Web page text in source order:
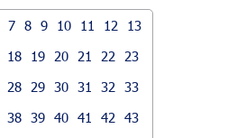
7 8 9 10 11 12
13
18 19 20 21 22
23
28 29 30 31 32
33
38 39 40 41 42
43